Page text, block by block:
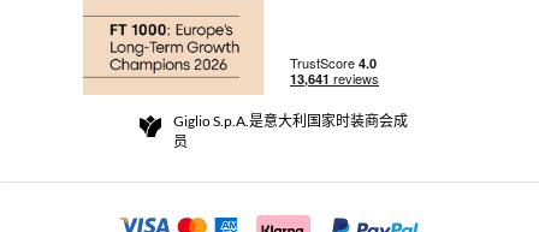
Community Store
退货与退款
For a safe shopping experience
Security Communication
Giglio S.p.A.是意大利国家时装商会成
员